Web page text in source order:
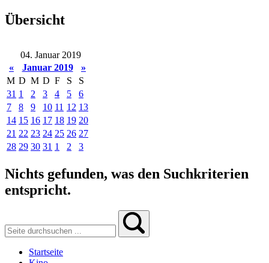
Übersicht
04. Januar 2019
«
Januar 2019
»
M D M D F S
S
31 1 2 3 4 5
6
7
8 9 10 11 12 13
14 15 16 17 18 19 20
21 22 23 24 25 26 27
28 29 30 31 1 2 3
Nichts gefunden, was den Suchkriterien
entspricht.
Startseite